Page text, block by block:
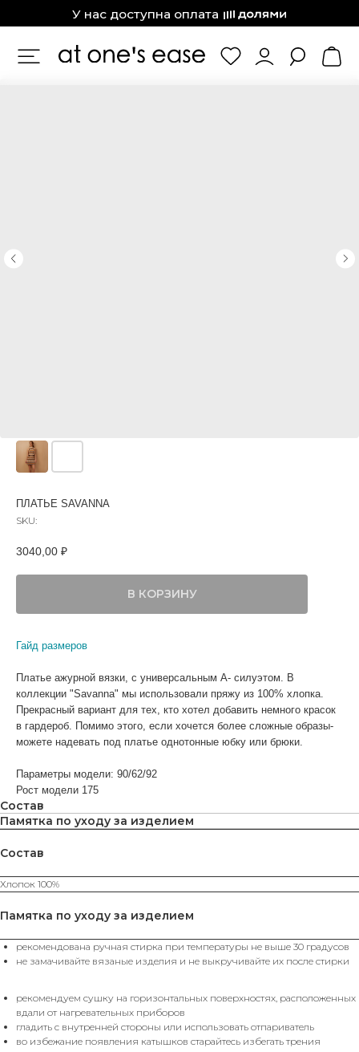
У нас доступна оплата
ПЛАТЬЕ SAVANNA
SKU:
3040,00 ₽
В КОРЗИНУ
Гайд размеров
Платье ажурной вязки, с универсальным А- силуэтом. В
коллекции "Savanna" мы использовали пряжу из 100% хлопка.
Прекрасный вариант для тех, кто хотел добавить немного красок
в гардероб. Помимо этого, если хочется более сложные образы-
можете надевать под платье однотонные юбку или брюки.
Параметры модели: 90/62/92
Рост модели 175
Состав
Памятка по уходу за изделием
Состав
Хлопок 100%
Памятка по уходу за изделием
рекомендована ручная стирка при температуры не выше 30 градусов
не замачивайте вязаные изделия и не выкручивайте их после стирки
рекомендуем сушку на горизонтальных поверхностях, расположенных
вдали от нагревательных приборов
гладить с внутренней стороны или использовать отпариватель
во избежание появления катышков старайтесь избегать трения
ВАМ МОЖЕТ ПОНРАВИТЬСЯ
КАТЕГОРИИ
ЮБКИ SALE%
ХИТЫ
ПРОДАЖ
Футболки Поло Топы Юбки
КАТАЛОГ